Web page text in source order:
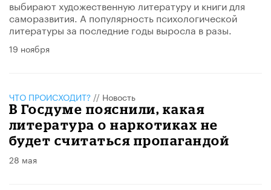
выбирают художественную литературу и книги для
саморазвития. А популярность психологической
литературы за последние годы выросла в разы.
19 ноября
ЧТО ПРОИСХОДИТ? // Новость
В Госдуме пояснили, какая
литература о наркотиках не
будет считаться пропагандой
28 мая